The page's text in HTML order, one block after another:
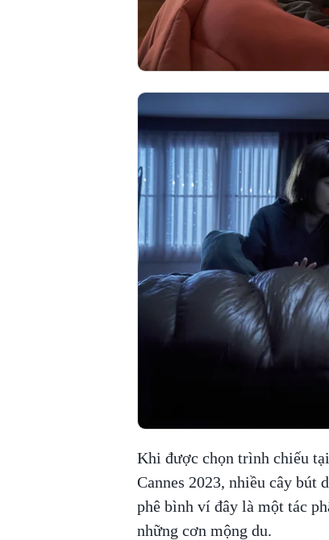
Khi được chọn trình chiếu tại
Cannes 2023, nhiều cây bút
phê bình ví đây là một tác
những cơn mộng du.